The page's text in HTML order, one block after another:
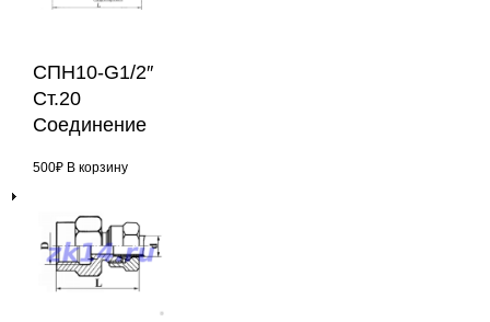
СПН10-G1/2″
Ст.20
Соединение
500₽ В корзину